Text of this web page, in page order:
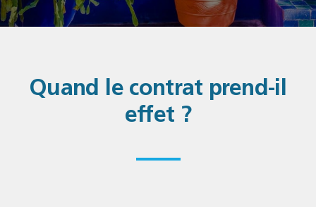
Quand le contrat prend-il
effet ?